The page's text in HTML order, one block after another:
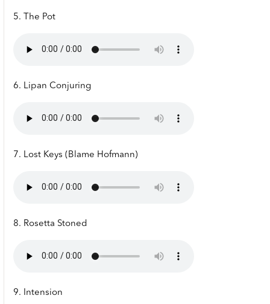
5. The Pot
6. Lipan Conjuring
7. Lost Keys (Blame Hofmann)
8. Rosetta Stoned
9. Intension